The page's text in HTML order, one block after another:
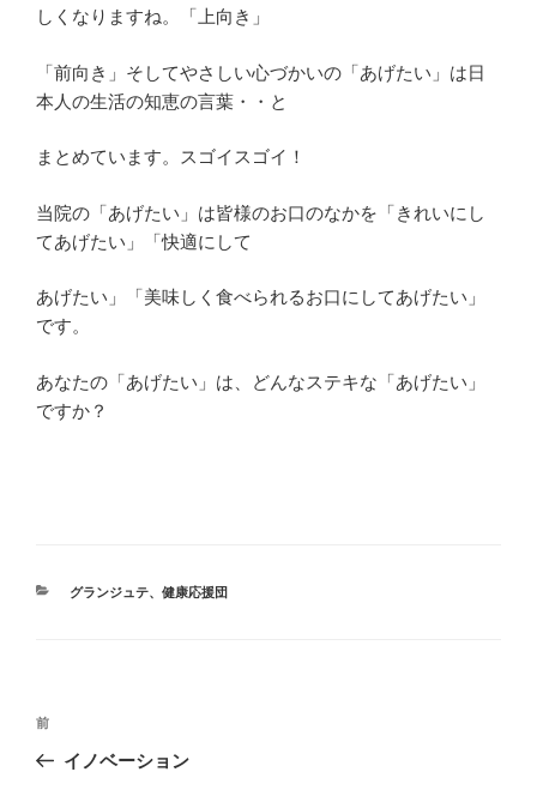
しくなりますね。「上向き」
「前向き」そしてやさしい心づかいの「あげたい」は日
本人の生活の知恵の言葉・・と
まとめています。スゴイスゴイ！
当院の「あげたい」は皆様のお口のなかを「きれいにし
てあげたい」「快適にして
あげたい」「美味しく食べられるお口にしてあげたい」
です。
あなたの「あげたい」は、どんなステキな「あげたい」
ですか？
カ
グランジュテ、 健康応援団
投
前
の
前
イノベーション